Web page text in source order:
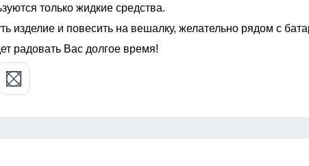
Описание
которая предназначена для поддержания
Одежда изготовлена из качественных искусственных
только жидкие средства.
изделие и повесить на вешалку, желательно рядом с
радовать Вас долгое время!